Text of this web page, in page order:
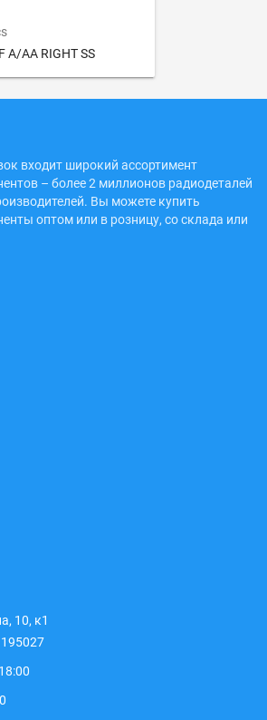
A/AA RIGHT SS
входит широкий ассортимент
– более 2 миллионов радиодеталей
Вы можете купить
оптом или в розницу, со склада или
10, к1